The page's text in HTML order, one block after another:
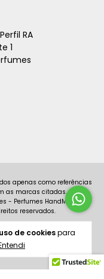
de cookiespara
- Perfumes HandMade -
reservados.